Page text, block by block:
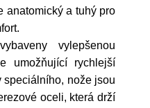
anatomický a tuhý pro
vylepšenou
umožňující rychlejší
speciálního, nože jsou
oceli, která drží